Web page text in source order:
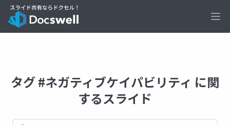
タグ #ネガティブケイパビリティ に関
するスライド